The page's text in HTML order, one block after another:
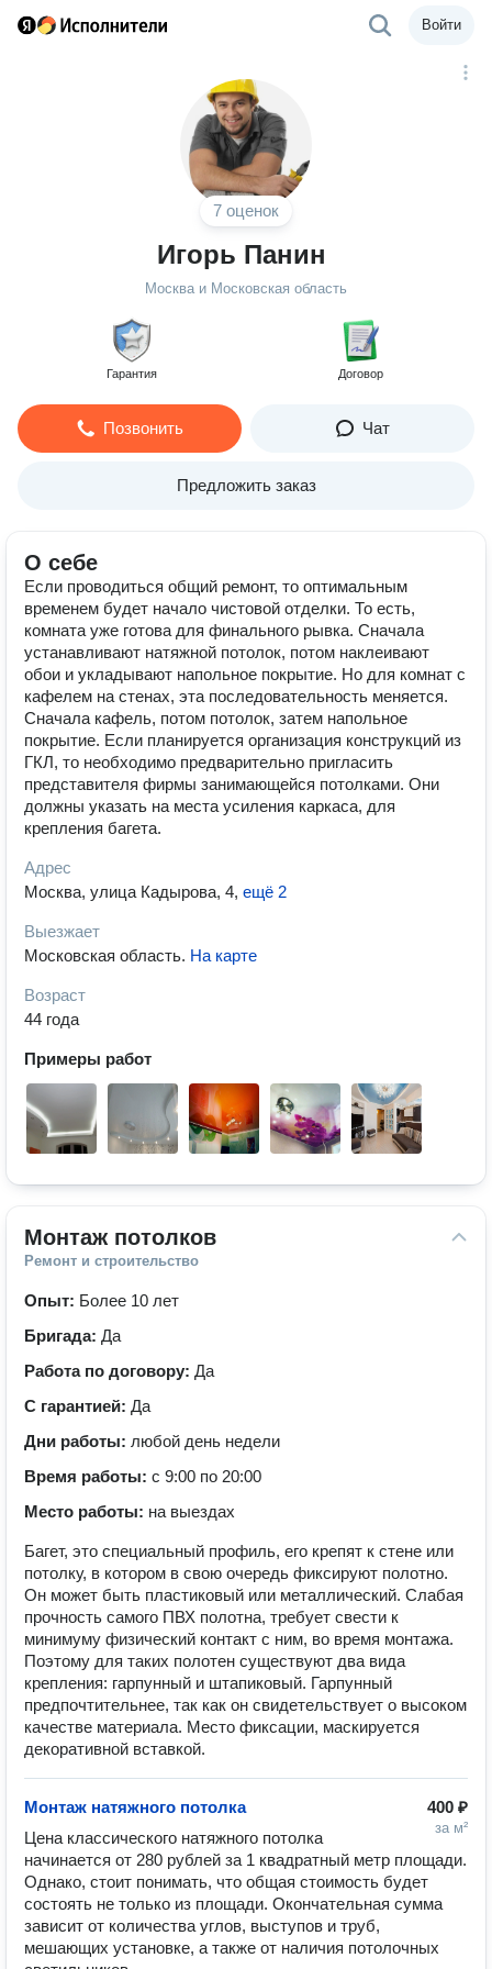
Войти
7 оценок
Игорь Панин
Москва и Московская область
Гарантия Договор
Позвонить Чат
Предложить заказ
О себе
Если проводиться общий ремонт, то оптимальным
временем будет начало чистовой отделки. То есть,
комната уже готова для финального рывка. Сначала
устанавливают натяжной потолок, потом наклеивают
обои и укладывают напольное покрытие. Но для комнат с
кафелем на стенах, эта последовательность меняется.
Сначала кафель, потом потолок, затем напольное
покрытие. Если планируется организация конструкций из
ГКЛ, то необходимо предварительно пригласить
представителя фирмы занимающейся потолками. Они
должны указать на места усиления каркаса, для
крепления багета.
Адрес
Москва, улица Кадырова, 4, ещё 2
Выезжает
Московская область. На карте
Возраст
44 года
Примеры работ
Монтаж потолков
Ремонт и строительство
Опыт: Более 10 лет
Бригада: Да
Работа по договору: Да
С гарантией: Да
Дни работы: любой день недели
Время работы: с 9:00 по 20:00
Место работы: на выездах
Багет, это специальный профиль, его крепят к стене или
потолку, в котором в свою очередь фиксируют полотно.
Он может быть пластиковый или металлический. Слабая
прочность самого ПВХ полотна, требует свести к
минимуму физический контакт с ним, во время монтажа.
Поэтому для таких полотен существуют два вида
крепления: гарпунный и штапиковый. Гарпунный
предпочтительнее, так как он свидетельствует о высоком
качестве материала. Место фиксации, маскируется
декоративной вставкой.
400 ₽
за м²
Монтаж натяжного потолка
Цена классического натяжного потолка
начинается от 280 рублей за 1 квадратный метр площади.
Однако, стоит понимать, что общая стоимость будет
состоять не только из площади. Окончательная сумма
зависит от количества углов, выступов и труб,
мешающих установке, а также от наличия потолочных